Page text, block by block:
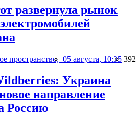
развернула рынок
пространство, 05 августа, 10:35 392
Украина
направление
Россию